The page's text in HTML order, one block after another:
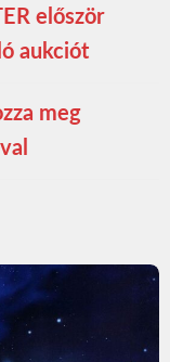
először
aukciót
meg